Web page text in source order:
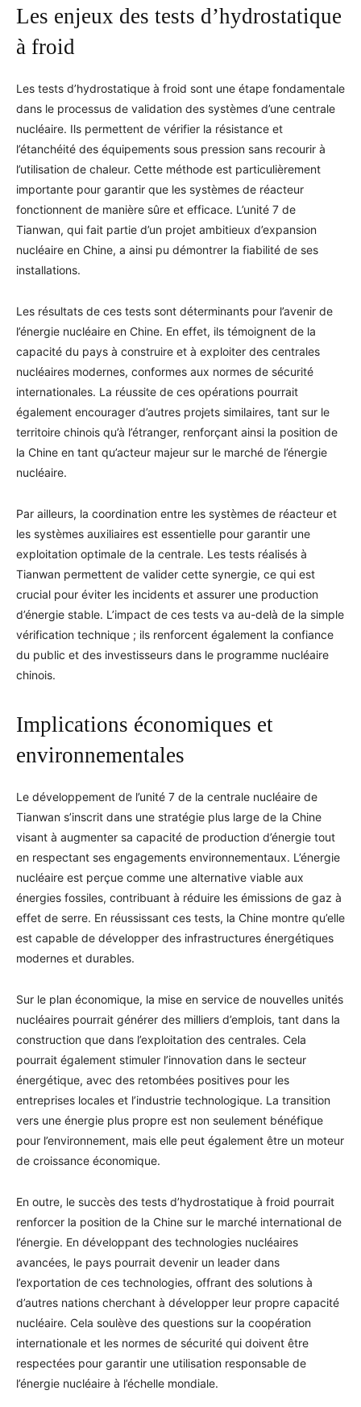
Les enjeux des tests d’hydrostatique
à froid
Les tests d’hydrostatique à froid sont une étape fondamentale
dans le processus de validation des systèmes d’une centrale
nucléaire. Ils permettent de vérifier la résistance et
l’étanchéité des équipements sous pression sans recourir à
l’utilisation de chaleur. Cette méthode est particulièrement
importante pour garantir que les systèmes de réacteur
fonctionnent de manière sûre et efficace. L’unité 7 de
Tianwan, qui fait partie d’un projet ambitieux d’expansion
nucléaire en Chine, a ainsi pu démontrer la fiabilité de ses
installations.
Les résultats de ces tests sont déterminants pour l’avenir de
l’énergie nucléaire en Chine. En effet, ils témoignent de la
capacité du pays à construire et à exploiter des centrales
nucléaires modernes, conformes aux normes de sécurité
internationales. La réussite de ces opérations pourrait
également encourager d’autres projets similaires, tant sur le
territoire chinois qu’à l’étranger, renforçant ainsi la position de
la Chine en tant qu’acteur majeur sur le marché de l’énergie
nucléaire.
Par ailleurs, la coordination entre les systèmes de réacteur et
les systèmes auxiliaires est essentielle pour garantir une
exploitation optimale de la centrale. Les tests réalisés à
Tianwan permettent de valider cette synergie, ce qui est
crucial pour éviter les incidents et assurer une production
d’énergie stable. L’impact de ces tests va au-delà de la simple
vérification technique ; ils renforcent également la confiance
du public et des investisseurs dans le programme nucléaire
chinois.
Implications économiques et
environnementales
Le développement de l’unité 7 de la centrale nucléaire de
Tianwan s’inscrit dans une stratégie plus large de la Chine
visant à augmenter sa capacité de production d’énergie tout
en respectant ses engagements environnementaux. L’énergie
nucléaire est perçue comme une alternative viable aux
énergies fossiles, contribuant à réduire les émissions de gaz à
effet de serre. En réussissant ces tests, la Chine montre qu’elle
est capable de développer des infrastructures énergétiques
modernes et durables.
Sur le plan économique, la mise en service de nouvelles unités
nucléaires pourrait générer des milliers d’emplois, tant dans la
construction que dans l’exploitation des centrales. Cela
pourrait également stimuler l’innovation dans le secteur
énergétique, avec des retombées positives pour les
entreprises locales et l’industrie technologique. La transition
vers une énergie plus propre est non seulement bénéfique
pour l’environnement, mais elle peut également être un moteur
de croissance économique.
En outre, le succès des tests d’hydrostatique à froid pourrait
renforcer la position de la Chine sur le marché international de
l’énergie. En développant des technologies nucléaires
avancées, le pays pourrait devenir un leader dans
l’exportation de ces technologies, offrant des solutions à
d’autres nations cherchant à développer leur propre capacité
nucléaire. Cela soulève des questions sur la coopération
internationale et les normes de sécurité qui doivent être
respectées pour garantir une utilisation responsable de
l’énergie nucléaire à l’échelle mondiale.